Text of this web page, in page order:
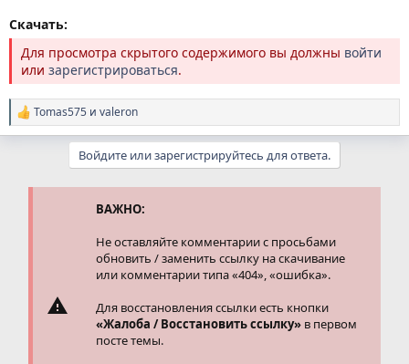
Скачать:
Для просмотра скрытого содержимого вы должны войти
или зарегистрироваться.
Р
е
Tomas575 и valeron
Войдите или зарегистрируйтесь для ответа.
ВАЖНО:
Не оставляйте комментарии с просьбами
обновить / заменить ссылку на скачивание
или комментарии типа «404», «ошибка».
Для восстановления ссылки есть кнопки
«Жалоба / Восстановить ссылку» в первом
посте темы.